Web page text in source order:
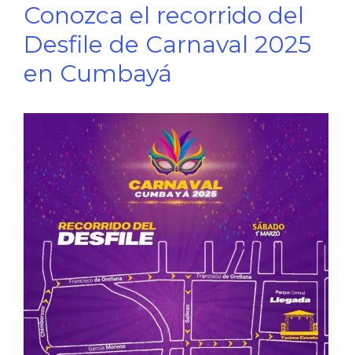
Conozca el recorrido del
Desfile de Carnaval 2025
en Cumbayá